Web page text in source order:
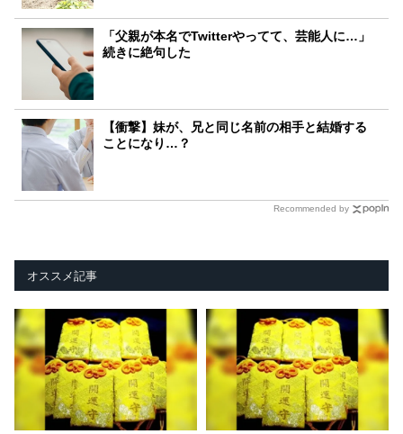
「父親が本名でTwitterやってて、芸能人に…」
続きに絶句した
【衝撃】妹が、兄と同じ名前の相手と結婚する
ことになり…？
Recommended by
オススメ記事